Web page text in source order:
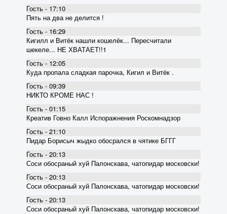
Гость - 17:10
Пять на два не делится !
Гость - 16:29
Кигилл и Витёк нашли кошелёк... Пересчитали
шекеле... НЕ ХВАТАЕТ!!1
Гость - 12:05
Куда пропала сладкая парочка, Кигил и Витёк .
Гость - 09:39
НИКТО КРОМЕ НАС !
Гость - 01:15
Креатив Говно Калл Испоражнения Роскомнадзор
Гость - 21:10
Пидар Борисыч жыдко обосрался в чятике БГГГ
Гость - 20:13
Соси обосраный хуй Палонскава, чатопидар московски!
Гость - 20:13
Соси обосраный хуй Палонскава, чатопидар московски!
Гость - 20:13
Соси обосраный хуй Палонскава, чатопидар московски!